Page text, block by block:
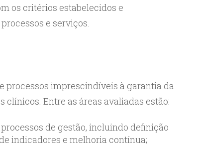
os critérios estabelecidos e
e serviços.
processos imprescindíveis à garantia da
Entre as áreas avaliadas estão:
de gestão, incluindo definição
indicadores e melhoria contínua;